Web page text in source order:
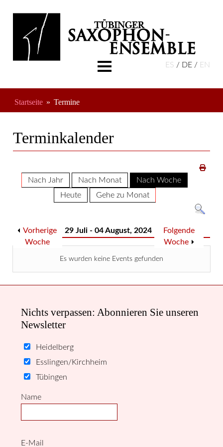
ES DE EN
Freundeskreis
Startseite Termine
Terminkalender
Nach Jahr Nach Monat
Nach Woche
Heute
Gehe zu Monat
Vorherige
Woche
29 Juli - 04 August, 2024
Folgende
Woche
Es wurden keine Events gefunden
Nichts verpassen: Abonnieren Sie unseren
Newsletter
Heidelberg
Esslingen/Kirchheim
Tübingen
Name
E-Mail